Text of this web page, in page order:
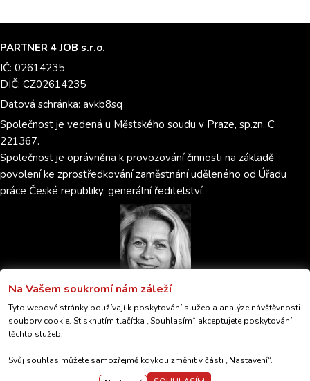
GDPRNastavení cookies
PARTNER 4 JOB s.r.o.
IČ: 02614235
DIČ: CZ02614235
Datová schránka: avkb8sq
Společnost je vedená u Městského soudu v Praze, sp.zn. C
221367.
Společnost je oprávněna k provozování činnosti na základě
povolení ke zprostředkování zaměstnání uděleného od Úřadu
práce České republiky, generální ředitelství.
Na Vašem soukromí nám záleží
Tyto webové stránky používají k poskytování služeb a analýze návštěvnosti
soubory cookie. Stisknutím tlačítka „Souhlasím“ akceptujete poskytování
těchto služeb.
Svůj souhlas můžete samozřejmě kdykoli změnit v části „Nastavení“.